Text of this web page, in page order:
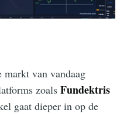
markt van vandaag
zoals Fundektris
gaat dieper in op de